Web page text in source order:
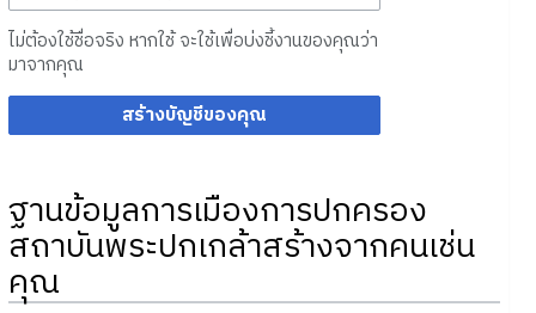
ไม่ต้องใช้ชื่อจริง หากใช้ จะใช้เพื่อบ่งชี้งานของคุณว่า
มาจากคุณ
สร้างบัญชีของคุณ
ฐานข้อมูลการเมืองการปกครอง
สถาบันพระปกเกล้าสร้างจากคนเช่น
คุณ